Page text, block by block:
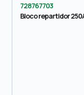
728767703
Bloco repartidor